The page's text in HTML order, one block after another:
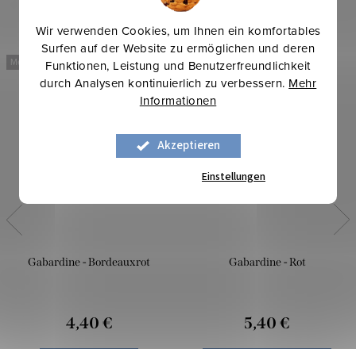
Wir verwenden Cookies, um Ihnen ein komfortables
Surfen auf der Website zu ermöglichen und deren
Funktionen, Leistung und Benutzerfreundlichkeit
durch Analysen kontinuierlich zu verbessern. Mehr
Informationen
Akzeptieren
Einstellungen
Mehr für weniger
Gabardine - Bordeauxrot
4,40 €
Mehr für weniger
Gabardine - Rot
5,40 €